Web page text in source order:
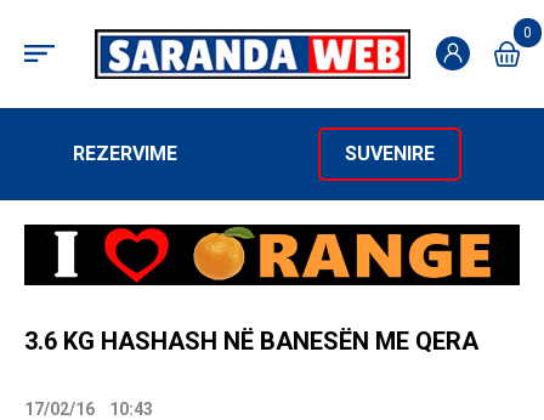
0
REZERVIME SUVENIRE
3.6 KG HASHASH NË BANESËN ME QERA
17/02/16 10:43